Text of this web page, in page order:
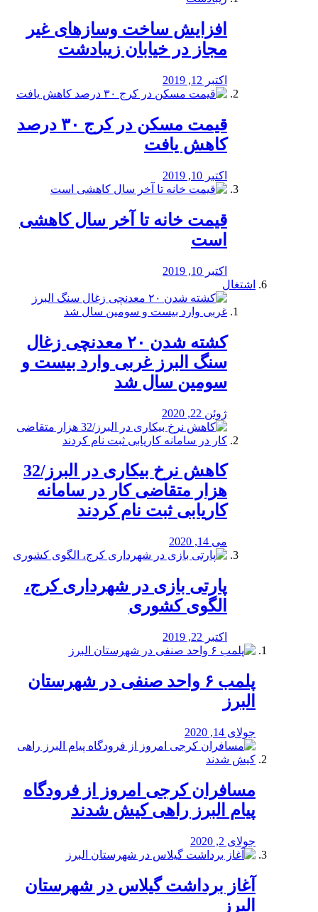
افزایش ساخت وسازهای غیر
مجاز در خیابان زیبادشت
اکتبر 12, 2019
️قیمت مسکن در کرج ۳۰ درصد
کاهش یافت
اکتبر 10, 2019
قیمت خانه تا آخر سال کاهشی
است
اکتبر 10, 2019
اشتغال
کشته شدن ۲۰ معدنچی زغال
سنگ البرز غربی وارد بیست و
سومین سال شد
ژوئن 22, 2020
کاهش نرخ بیکاری در البرز/32
هزار متقاضی کار در سامانه
کاریابی ثبت نام کردند
می 14, 2020
پارتی بازی در شهرداری کرج،
الگوی کشوری
اکتبر 22, 2019
پلمب ۶ واحد صنفی در شهرستان
البرز
جولای 14, 2020
مسافران کرجی امروز از فرودگاه
پیام البرز راهی کیش شدند
جولای 2, 2020
آغاز برداشت گیلاس در شهرستان
البرز